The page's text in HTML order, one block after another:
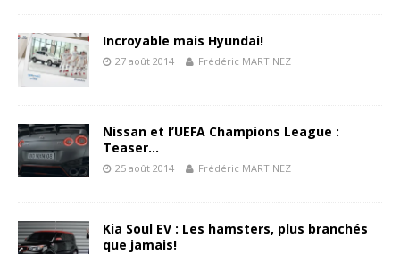
Incroyable mais Hyundai!
27 août 2014 Frédéric MARTINEZ
Nissan et l’UEFA Champions League :
Teaser…
25 août 2014 Frédéric MARTINEZ
Kia Soul EV : Les hamsters, plus branchés
que jamais!